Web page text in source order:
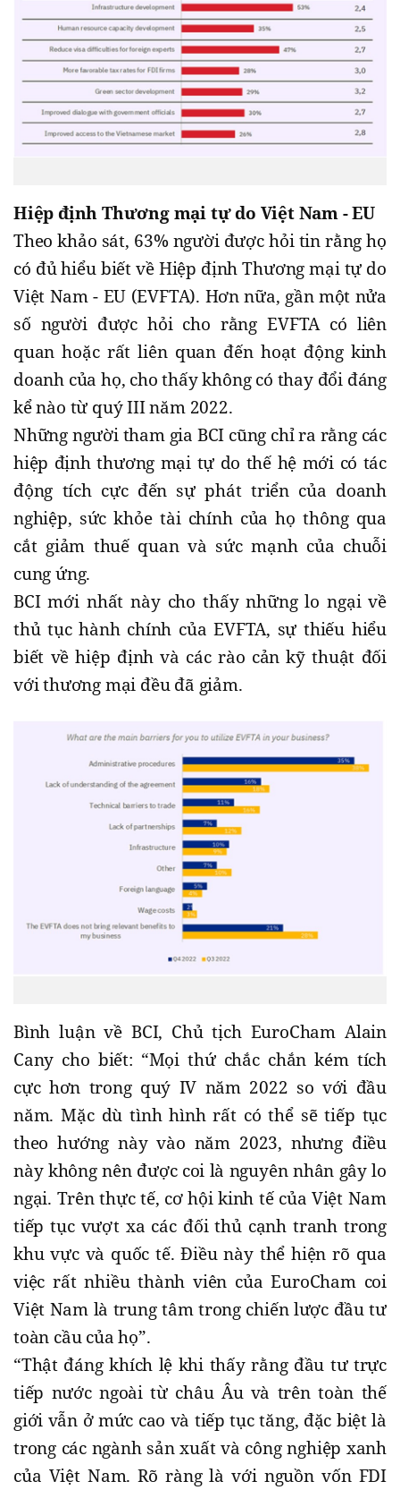
Hiệp định Thương mại tự do Việt Nam - EU
Theo khảo sát, 63% người được hỏi tin rằng họ
có đủ hiểu biết về Hiệp định Thương mại tự do
Việt Nam - EU (EVFTA). Hơn nữa, gần một nửa
số người được hỏi cho rằng EVFTA có liên
quan hoặc rất liên quan đến hoạt động kinh
doanh của họ, cho thấy không có thay đổi đáng
kể nào từ quý III năm 2022.
Những người tham gia BCI cũng chỉ ra rằng các
hiệp định thương mại tự do thế hệ mới có tác
động tích cực đến sự phát triển của doanh
nghiệp, sức khỏe tài chính của họ thông qua
cắt giảm thuế quan và sức mạnh của chuỗi
cung ứng.
BCI mới nhất này cho thấy những lo ngại về
thủ tục hành chính của EVFTA, sự thiếu hiểu
biết về hiệp định và các rào cản kỹ thuật đối
với thương mại đều đã giảm.
Bình luận về BCI, Chủ tịch EuroCham Alain
Cany cho biết: “Mọi thứ chắc chắn kém tích
cực hơn trong quý IV năm 2022 so với đầu
năm. Mặc dù tình hình rất có thể sẽ tiếp tục
theo hướng này vào năm 2023, nhưng điều
này không nên được coi là nguyên nhân gây lo
ngại. Trên thực tế, cơ hội kinh tế của Việt Nam
tiếp tục vượt xa các đối thủ cạnh tranh trong
khu vực và quốc tế. Điều này thể hiện rõ qua
việc rất nhiều thành viên của EuroCham coi
Việt Nam là trung tâm trong chiến lược đầu tư
toàn cầu của họ”.
“Thật đáng khích lệ khi thấy rằng đầu tư trực
tiếp nước ngoài từ châu Âu và trên toàn thế
giới vẫn ở mức cao và tiếp tục tăng, đặc biệt là
trong các ngành sản xuất và công nghiệp xanh
của Việt Nam. Rõ ràng là với nguồn vốn FDI